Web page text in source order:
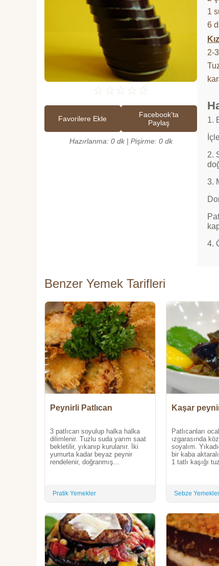
☆ ☆ ☆ ☆ ☆
Favorilere Ekle
Facebook'ta
Paylaş
Hazırlanma: 0 dk | Pişirme: 0 dk
1
6
2-
1.
2.
3.
4.
Benzer Yemek Tarifleri
Peynirli Patlıcan
3 patlıcan soyulup halka halka
dilimlenir. Tuzlu suda yarım saat
bekletilir, yıkanıp kurulanır. İki
yumurta kadar beyaz peynir
rendelenir, doğranmış...
Pratik Yemekler
Kaşar
Patlıcanları
ızgarasında
soyalım.
bir kaba
1 tatlı kaşığı
Sebze